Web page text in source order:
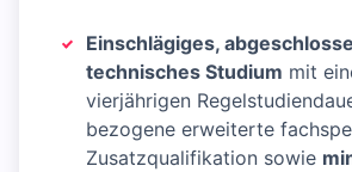
Einschlägiges,
technisches Studium mit
vierjährigen
bezogene erweiterte
Zusatzqualifikation sowie